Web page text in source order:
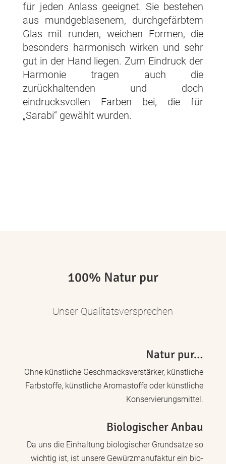
für jeden Anlass geeignet. Sie bestehen
aus mundgeblasenem, durchgefärbtem
Glas mit runden, weichen Formen, die
besonders harmonisch wirken und sehr
gut in der Hand liegen. Zum Eindruck der
Harmonie tragen auch die
zurückhaltenden und doch
eindrucksvollen Farben bei, die für
„Sarabi“ gewählt wurden.
100% Natur pur
Unser Qualitätsversprechen
Natur pur…
Ohne künstliche Geschmacksverstärker, künstliche
Farbstoffe, künstliche Aromastoffe oder künstliche
Konservierungsmittel.
Biologischer Anbau
Da uns die Einhaltung biologischer Grundsätze so
wichtig ist, ist unsere Gewürzmanufaktur ein bio-